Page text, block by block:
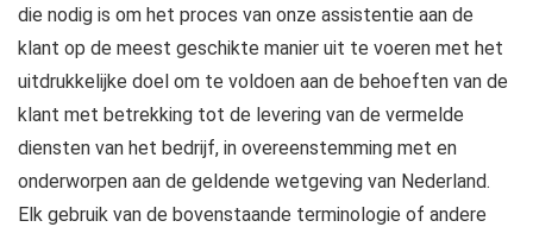
die nodig is om het proces van onze assistentie aan de
klant op de meest geschikte manier uit te voeren met het
uitdrukkelijke doel om te voldoen aan de behoeften van de
klant met betrekking tot de levering van de vermelde
diensten van het bedrijf, in overeenstemming met en
onderworpen aan de geldende wetgeving van Nederland.
Elk gebruik van de bovenstaande terminologie of andere